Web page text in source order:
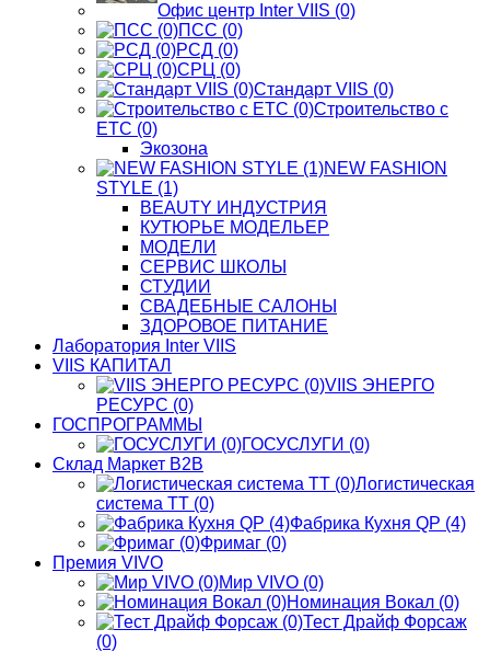
Офис центр Inter VIIS (0)
ПСС (0)
РСД (0)
СРЦ (0)
Стандарт VIIS (0)
Строительство с
ЕТС (0)
Экозона
NEW FASHION
STYLE (1)
BЕАUTY ИНДУСТРИЯ
КУТЮРЬЕ МОДЕЛЬЕР
МОДЕЛИ
СЕРВИС ШКОЛЫ
СТУДИИ
СВАДЕБНЫЕ САЛОНЫ
ЗДОРОВОЕ ПИТАНИЕ
Лаборатория Inter VIIS
VIIS КАПИТАЛ
VIIS ЭНЕРГО
РЕСУРС (0)
ГОСПРОГРАММЫ
ГОСУСЛУГИ (0)
Склад Маркет В2В
Логистическая
система ТТ (0)
Фабрика Кухня QP (4)
Фримаг (0)
Премия VIVO
Мир VIVO (0)
Номинация Вокал (0)
Тест Драйф Форсаж
(0)